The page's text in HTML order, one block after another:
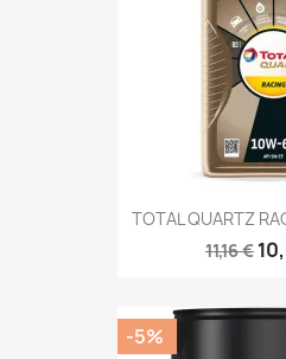
TOTAL QUARTZ
11,16 €
-5%